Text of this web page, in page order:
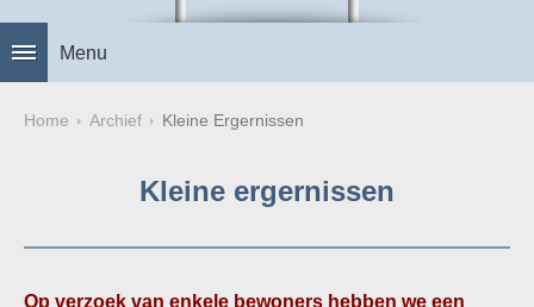
Menu
Home Archief Kleine Ergernissen
Kleine ergernissen
Op verzoek van enkele bewoners hebben we een